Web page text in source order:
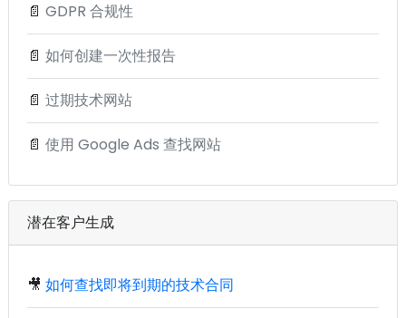
📄 GDPR 合规性
📄 如何创建一次性报告
📄 过期技术网站
📄 使用 Google Ads 查找网站
潜在客户生成
🎥 如何查找即将到期的技术合同